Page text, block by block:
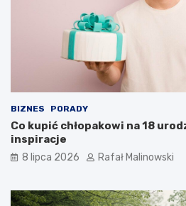
BIZNES PORADY
Co kupić chłopakowi na 18
inspiracje
8 lipca 2026 Rafał Malinowski